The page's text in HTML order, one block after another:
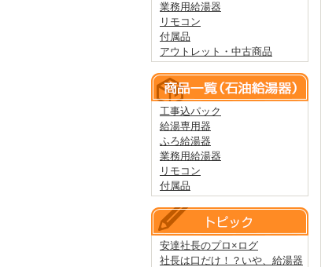
業務用給湯器
リモコン
付属品
アウトレット・中古商品
工事込パック
給湯専用器
ふろ給湯器
業務用給湯器
リモコン
付属品
安達社長のプロ×ログ
社長は口だけ！？いや、給湯器